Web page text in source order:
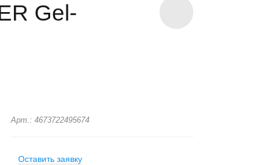
Gel-
Арт.: 4673722495674
Оставить заявку